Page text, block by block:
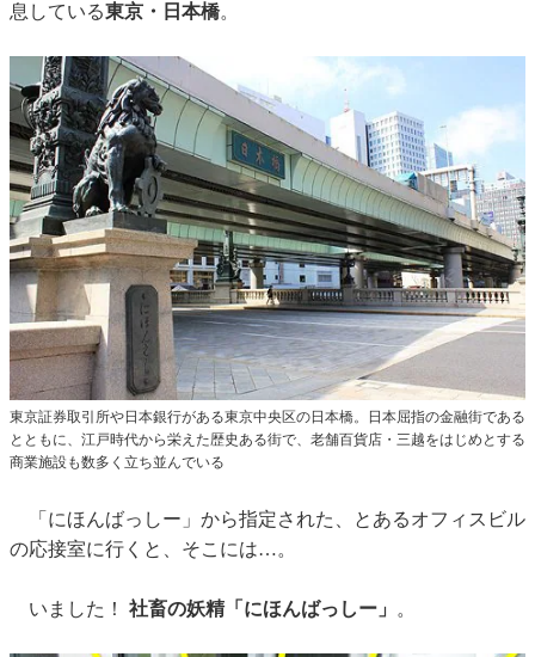
息している東京・日本橋。
東京証券取引所や日本銀行がある東京中央区の日本橋。日本屈指の金融街である
とともに、江戸時代から栄えた歴史ある街で、老舗百貨店・三越をはじめとする
商業施設も数多く立ち並んでいる
「にほんばっしー」から指定された、とあるオフィスビル
の応接室に行くと、そこには…。
いました！ 社畜の妖精「にほんばっしー」 。